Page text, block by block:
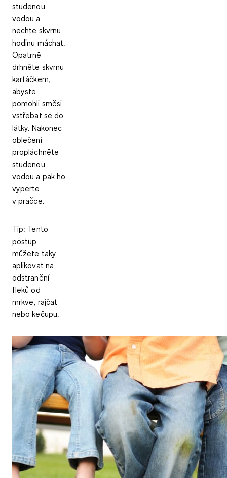
studenou
vodou a
nechte skvrnu
hodinu máchat.
Opatrně
drhněte skvrnu
kartáčkem,
abyste
pomohli směsi
vstřebat se do
látky. Nakonec
oblečení
propláchněte
studenou
vodou a pak ho
vyperte
v pračce.
Tip: Tento
postup
můžete taky
aplikovat na
odstranění
fleků od
mrkve, rajčat
nebo kečupu.